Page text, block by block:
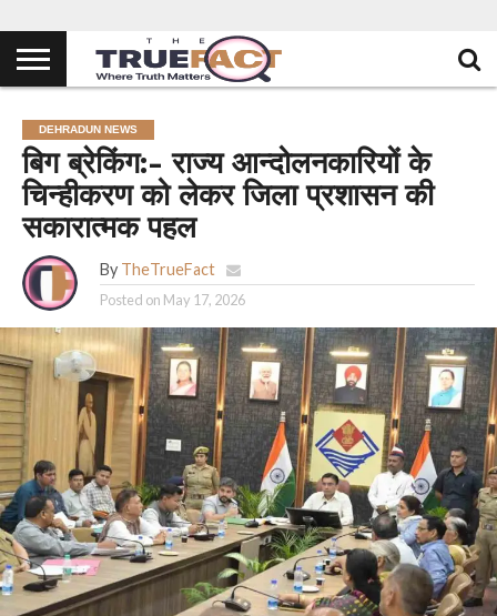
DEHRADUN NEWS
बिग ब्रेकिंग:- राज्य आन्दोलनकारियों के
चिन्हीकरण को लेकर जिला प्रशासन की
सकारात्मक पहल
By TheTrueFact
Posted on May 17, 2026